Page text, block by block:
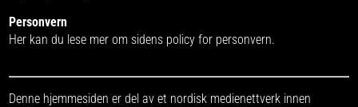
Personvern
Her kan du lese mer om sidens policy for personvern.
Denne hjemmesiden er del av et nordisk medienettverk innen